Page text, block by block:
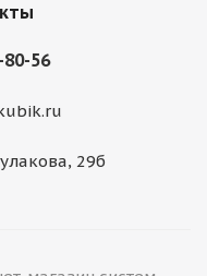
80-56
29б